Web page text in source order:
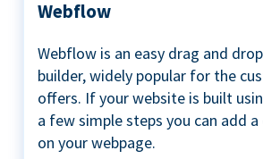
Webflow
Webflow is an easy drag and
builder, widely popular for the
offers. If your website is built
a few simple steps you can add
on your webpage.